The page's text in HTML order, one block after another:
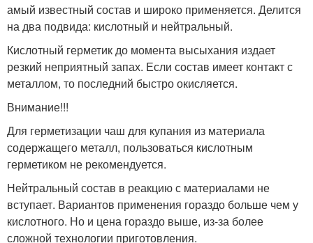
амый известный состав и широко применяется. Делится
на два подвида: кислотный и нейтральный.
Кислотный герметик до момента высыхания издает
резкий неприятный запах. Если состав имеет контакт с
металлом, то последний быстро окисляется.
Внимание!!!
Для герметизации чаш для купания из материала
содержащего металл, пользоваться кислотным
герметиком не рекомендуется.
Нейтральный состав в реакцию с материалами не
вступает. Вариантов применения гораздо больше чем у
кислотного. Но и цена гораздо выше, из-за более
сложной технологии приготовления.